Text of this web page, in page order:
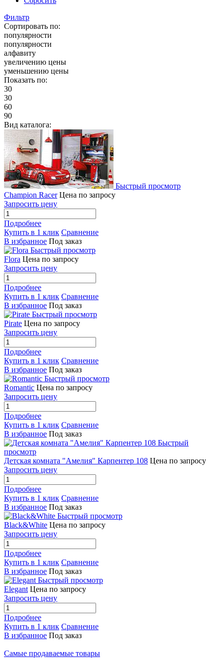
Фильтр
Сортировать по:
популярности
популярности
алфавиту
увеличению цены
уменьшению цены
Показать по:
30
30
60
90
Вид каталога:
Быстрый просмотр
Champion Racer Цена по запросу
Запросить цену
Подробнее
Купить в 1 клик Сравнение
В избранное Под заказ
Быстрый просмотр
Flora Цена по запросу
Запросить цену
Подробнее
Купить в 1 клик Сравнение
В избранное Под заказ
Быстрый просмотр
Pirate Цена по запросу
Запросить цену
Подробнее
Купить в 1 клик Сравнение
В избранное Под заказ
Быстрый просмотр
Romantic Цена по запросу
Запросить цену
Подробнее
Купить в 1 клик Сравнение
В избранное Под заказ
Быстрый
просмотр
Детская комната "Амелия" Карпентер 108 Цена по запросу
Запросить цену
Подробнее
Купить в 1 клик Сравнение
В избранное Под заказ
Быстрый просмотр
Black&White Цена по запросу
Запросить цену
Подробнее
Купить в 1 клик Сравнение
В избранное Под заказ
Быстрый просмотр
Elegant Цена по запросу
Запросить цену
Подробнее
Купить в 1 клик Сравнение
В избранное Под заказ
Самые продаваемые товары